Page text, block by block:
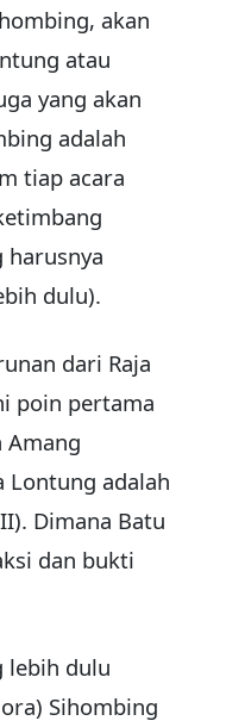
akan
atau
yang akan
adalah
tiap acara
harusnya
dulu).
dari Raja
poin pertama
Amang
Lontung adalah
Dimana Batu
dan bukti
lebih dulu
Sihombing